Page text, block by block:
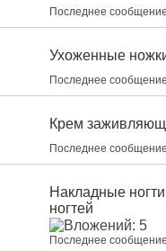
Последнее
Ухоженные
Последнее
Крем
Последнее
Накладные
ногтей
Последнее